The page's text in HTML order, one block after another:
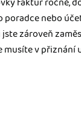
poradce nebo
jste zároveň
musíte v přiznání